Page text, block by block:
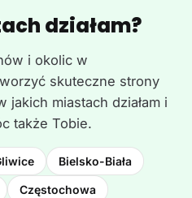
działam?
i okolic w
skuteczne strony
miastach działam i
także Tobie.
Bielsko-Biała
Częstochowa